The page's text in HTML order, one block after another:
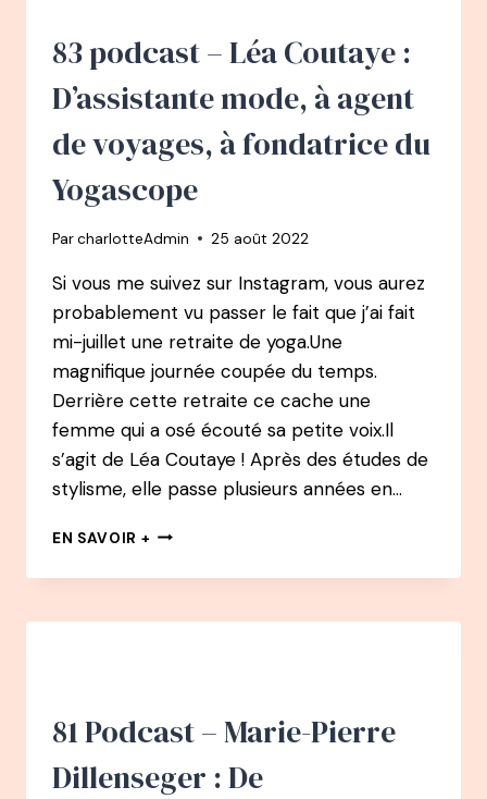
AUTEURE,
JOURNALISTE
83 podcast – Léa Coutaye :
D’assistante mode, à agent
de voyages, à fondatrice du
Yogascope
ParcharlotteAdmin 25 août 2022
Si vous me suivez sur Instagram, vous aurez
probablement vu passer le fait que j’ai fait
mi-juillet une retraite de yoga.Une
magnifique journée coupée du temps.
Derrière cette retraite ce cache une
femme qui a osé écouté sa petite voix.Il
s’agit de Léa Coutaye ! Après des études de
stylisme, elle passe plusieurs années en…
EN SAVOIR + 83
–
COUTAYE
AGENT
VOYAGES,
81 Podcast – Marie-Pierre
Dillenseger : De